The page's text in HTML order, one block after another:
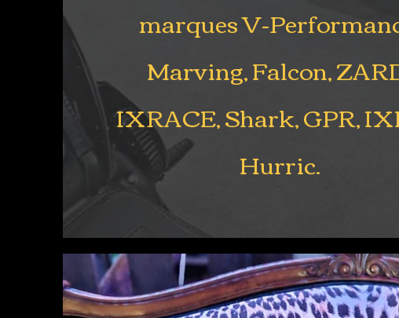
marques V-
Marving, Falcon,
IXRACE, Shark, GPR,
Hurric.